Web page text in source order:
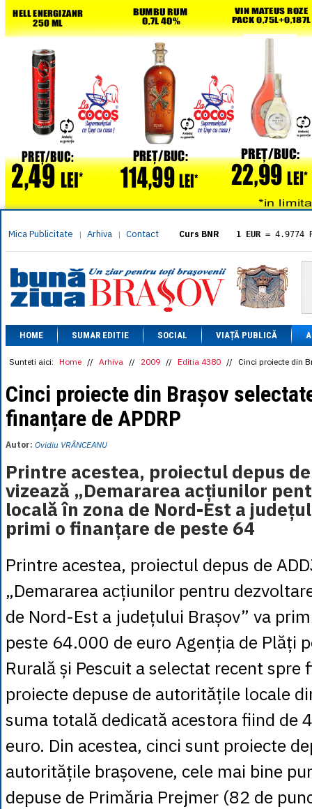
Mica Publicitate | Arhiva | Contact Curs BNR 1 EUR = 4.9774
= 5.8304
1 XAU= 464.4611
1 AED= 1.1933
1 AUD= 2.7957
1 BGN= 2.5449
1 CAD= 3.1559
1 CHF= 5.2813
1 CNY= 0.6015
1 DKK = 0.6668
1 EGP = 0.0860
1 MXN= 0.2227
1 NOK = 0.4191
1 NZD = 2.6097
1 PLN = 1.1646
1 RSD
= 0.0425
1 RUB
1 TRY= 0.1141
1 UAH= 0.1048
1 XDR= 5.9383
1 ZAR = 0.2318
HOME SUMAR EDITIE SOCIAL VIAȚĂ PUBLICĂ
Sunteti aici: Home // Arhiva // 2009 // Editia 4380 // Cinci proiecte din
Cinci proiecte din Brașov
finanțare de APDRP
Autor: Ovidiu VRÂNCEANU
Printre acestea, proiectul depus de
vizează „Demararea acțiunilor
locală în zona de Nord-Est a
primi o finanțare de peste 64
Printre acestea, proiectul depus de
„Demararea acțiunilor pentru
de Nord-Est a județului Brașov” va
peste 64.000 de euro Agenția de Plăți
Rurală și Pescuit a selectat recent spre
proiecte depuse de autoritățile locale
suma totală dedicată acestora fiind de
euro. Din acestea, cinci sunt proiecte
autoritățile brașovene, cele mai bine
depuse de Primăria Prejmer (82 de